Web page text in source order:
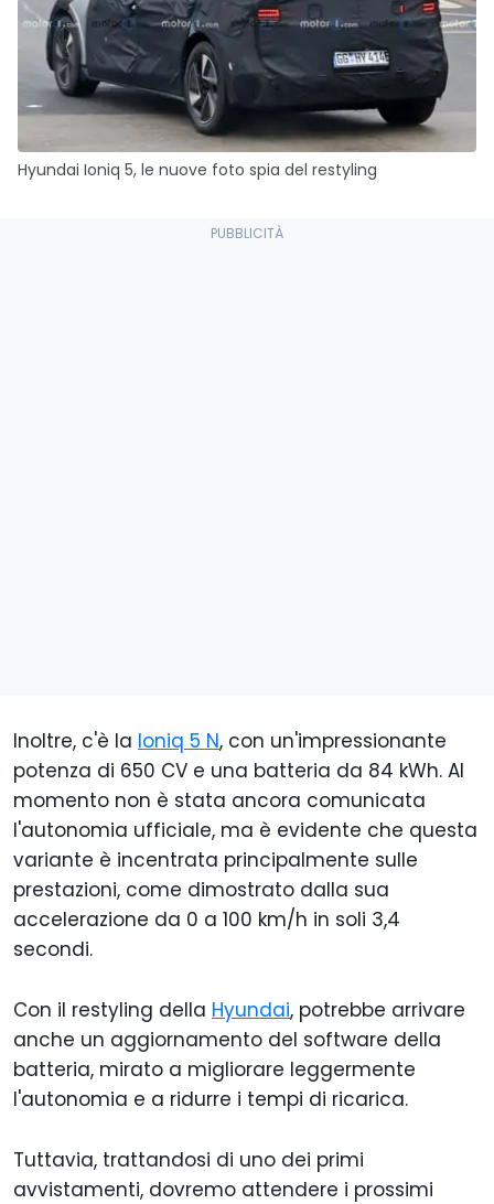
Hyundai Ioniq 5, le nuove foto spia del restyling
Inoltre, c'è la Ioniq 5 N, con un'impressionante
potenza di 650 CV e una batteria da 84 kWh. Al
momento non è stata ancora comunicata
l'autonomia ufficiale, ma è evidente che questa
variante è incentrata principalmente sulle
prestazioni, come dimostrato dalla sua
accelerazione da 0 a 100 km/h in soli 3,4
secondi.
Con il restyling della Hyundai, potrebbe arrivare
anche un aggiornamento del software della
batteria, mirato a migliorare leggermente
l'autonomia e a ridurre i tempi di ricarica.
Tuttavia, trattandosi di uno dei primi
avvistamenti, dovremo attendere i prossimi